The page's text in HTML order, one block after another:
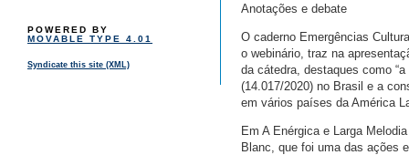
POWERED BY
MOVABLE TYPE 4.01
Syndicate this site (XML)
Anotações e debate
O caderno Emergências
o webinário, traz na
da cátedra, destaques como
(14.017/2020) no Brasil e a
em vários países da América
Em A Enérgica e Larga
Blanc, que foi uma das ações